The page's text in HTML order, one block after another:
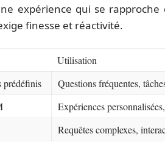
expérience qui se rapproche
finesse et réactivité.
Utilisation
prédéfinis
Questions fréquentes,
Expériences
Requêtes complexes,